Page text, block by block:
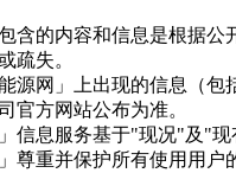
含的内容和信息是根据
疏失。
源网」上出现的信息（
官方网站公布为准。
信息服务基于"现况"及"
尊重并保护所有使用用